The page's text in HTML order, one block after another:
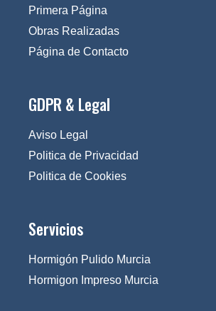
Primera Página
Obras Realizadas
Página de Contacto
GDPR & Legal
Aviso Legal
Politica de Privacidad
Politica de Cookies
Servicios
Hormigón Pulido Murcia
Hormigon Impreso Murcia